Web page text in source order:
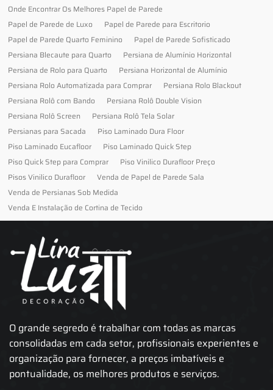
Onde Encontrar Os Melhores Papel de Parede
Papel de Parede de Luxo
Papel de Parede para Escritorio
Papel de Parede Quarto Feminino
Papel de Parede Sofisticado
Persiana Blecaute para Quarto
Persiana de Alumínio Horizontal
Persiana de Rolo para Quarto
Persiana Horizontal de Alumínio
Persiana Rolo Automatizada para Comprar
Persiana Rolo Blackout
Persiana Rolô com Bando
Persiana Rolô Double Vision
Persiana Rolô Screen
Persiana Rolô Tela Solar
Persianas para Sacada
Piso Laminado Dura Floor
Piso Laminado Eucafloor
Piso Laminado Quick Step
Piso Quick Step para Comprar
Piso Vinilico Durafloor Preço
Pisos Vinilico Durafloor
Venda de Papel de Parede Sala
Venda de Persianas Sob Medida
Venda E Instalação de Cortina de Tecido
O grande segredo é trabalhar com todas as marcas
consolidadas em cada setor, profissionais experientes e
organização para fornecer, a preços imbatíveis e
pontualidade, os melhores produtos e serviços.